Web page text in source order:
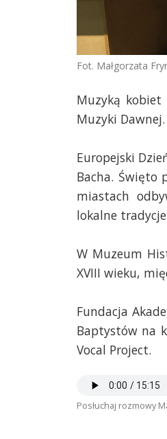
Fot. Małgorzata
Muzyką kobiet
Muzyki Dawnej.
Europejski
Bacha. Święto
miastach
lokalne
W Muzeum
XVIII wieku,
Fundacja
Baptystów na
Vocal Project.
Posłuchaj rozmowy